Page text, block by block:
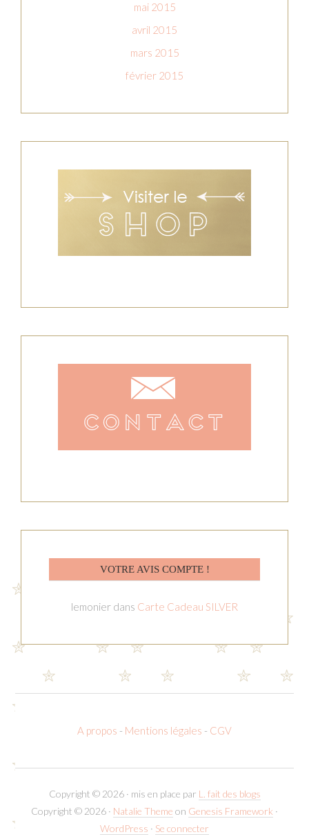
mai 2015
avril 2015
mars 2015
février 2015
VOTRE AVIS COMPTE !
lemonier dans Carte Cadeau SILVER
A propos - Mentions légales - CGV
Copyright © 2026 · mis en place par L. fait des blogs
Copyright © 2026 · Natalie Theme on Genesis Framework ·
WordPress · Se connecter